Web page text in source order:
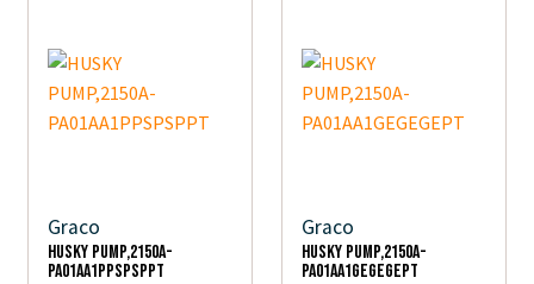
Graco
HUSKY PUMP,2150A-
PA01AA1PPSPSPPT
Graco
HUSKY PUMP,2150A-
PA01AA1GEGEGEPT